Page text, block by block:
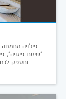
פיג'ויה מתמחה
"שיטת פיגויה",
ותספק לכם